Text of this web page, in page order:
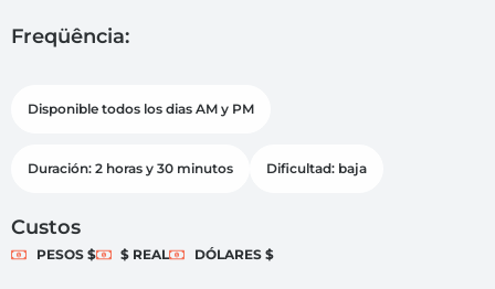
Freqüência:
Disponible todos los dias AM y PM
Duración: 2 horas y 30 minutos Dificultad: baja
Custos
PESOS $ $ REAL DÓLARES $